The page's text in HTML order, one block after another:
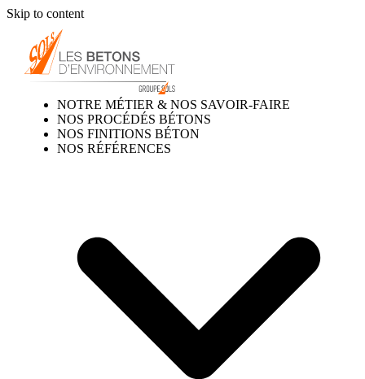
Skip to content
NOTRE MÉTIER & NOS SAVOIR-FAIRE
NOS PROCÉDÉS BÉTONS
NOS FINITIONS BÉTON
NOS RÉFÉRENCES